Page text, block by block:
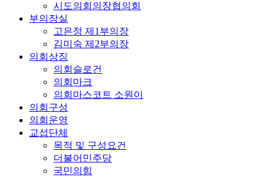
시도의회의장협의회
부의장실
고은정 제1부의장
김미숙 제2부의장
의회상징
의회슬로건
의회마크
의회마스코트 소원이
의회구성
의회운영
교섭단체
목적 및 구성요건
더불어민주당
국민의힘